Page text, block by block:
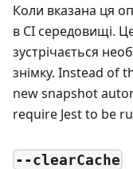
Коли вказана ця
в CI середовищі.
зустрічається
знімку. Instead of
new snapshot
require Jest to be
--clearCache